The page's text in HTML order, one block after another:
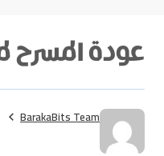
عودة المسرح
BarakaBits Team